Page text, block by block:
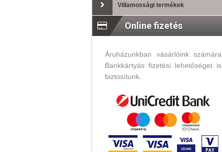
Villamossági termékek
Online fizetés
Áruházunkban vásárlóink számára
Bankkártyás fizetési lehetőséget is
biztosítunk.